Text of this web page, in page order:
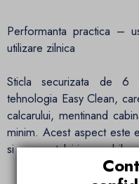
Performanta practica –
utilizare zilnica
Sticla securizata de 6
tehnologia Easy Clean,
calcarului, mentinand
minim. Acest aspect este
si a aspectului impecabil